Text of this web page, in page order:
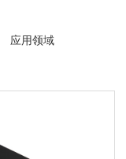
应用领域